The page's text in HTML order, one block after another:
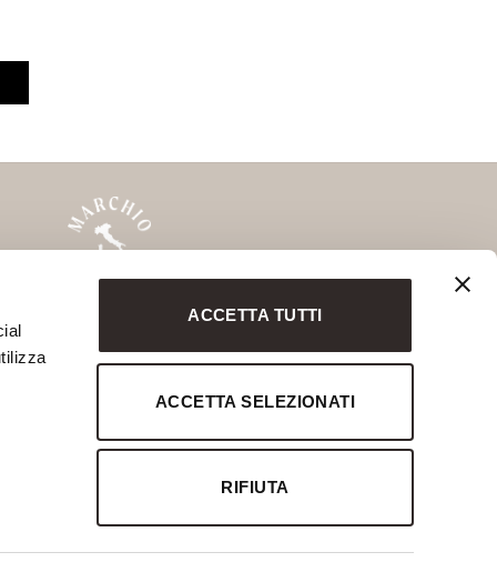
ACCETTA TUTTI
ACCETTA SELEZIONATI
RIFIUTA
MARCHIO STORICO
Savio Interiors
Marchio Storico